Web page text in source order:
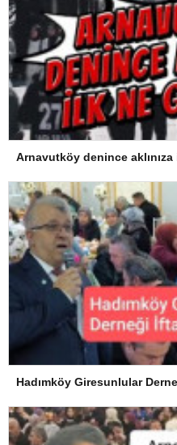
Arnavutköy denince
Hadımköy Giresunlular